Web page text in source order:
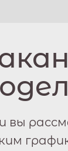
вы